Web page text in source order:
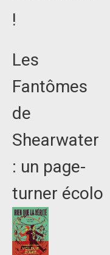
!
Les
Fantômes
de
Shearwater
: un page-
turner écolo